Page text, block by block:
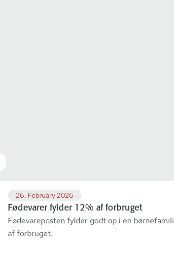
26. February 2026
Fødevarer fylder 12% af forbruget
Fødevareposten fylder godt op i en
af forbruget.